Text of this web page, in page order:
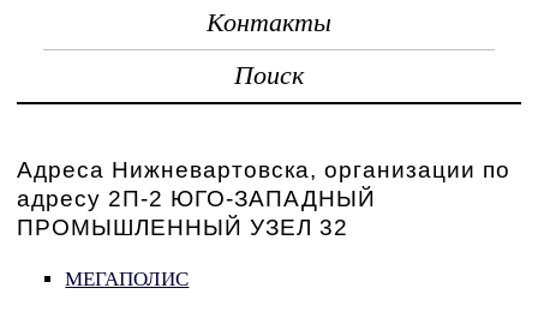
Контакты
Поиск
Адреса Нижневартовска, организации по
адресу 2П-2 ЮГО-ЗАПАДНЫЙ
ПРОМЫШЛЕННЫЙ УЗЕЛ 32
МЕГАПОЛИС